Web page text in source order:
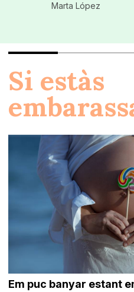
Marta López
Si estàs
Em puc banyar estant